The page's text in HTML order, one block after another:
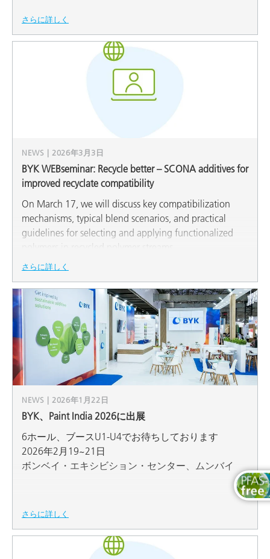
さらに詳しく
NEWS | 2026年3月3日
BYK WEBseminar: Recycle better – SCONA additives for
improved recyclate compatibility
On March 17, we will discuss key compatibilization
mechanisms, typical blend scenarios, and practical
guidelines for selecting and applying functionalized
さらに詳しく
NEWS | 2026年1月22日
BYK、Paint India 2026に出展
6ホール、ブースU1-U4でお待ちしております
2026年2月19~21日
ボンベイ・エキシビション・センター、ムンバイ
さらに詳しく